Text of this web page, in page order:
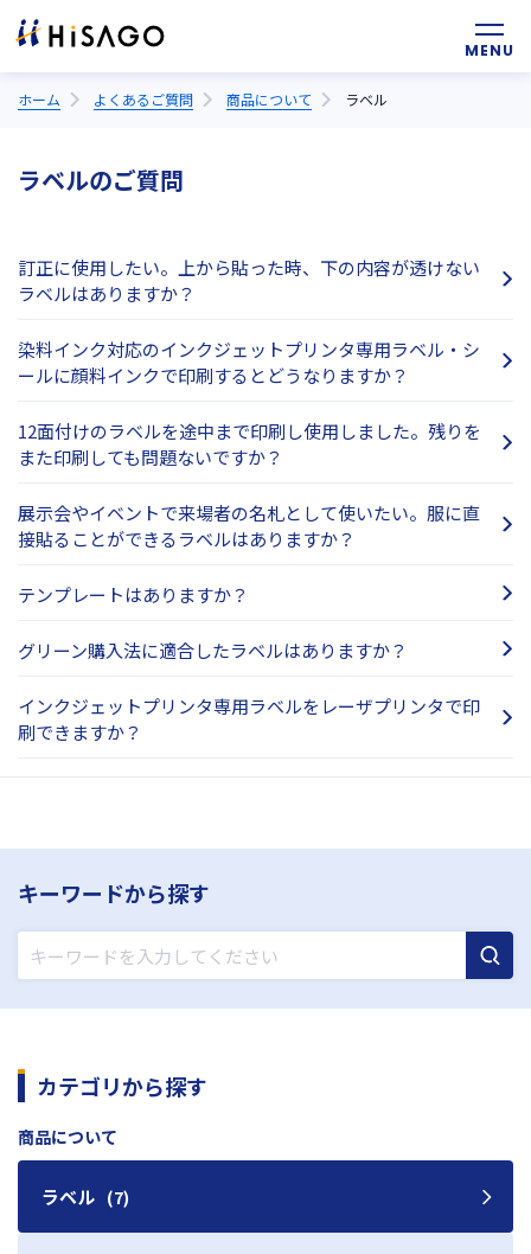
ホーム よくあるご質問 商品について ラベル
ラベルのご質問
訂正に使用したい。上から貼った時、下の内容が透けない
ラベルはありますか？
染料インク対応のインクジェットプリンタ専用ラベル・シ
ールに顔料インクで印刷するとどうなりますか？
12面付けのラベルを途中まで印刷し使用しました。残りを
また印刷しても問題ないですか？
展示会やイベントで来場者の名札として使いたい。服に直
接貼ることができるラベルはありますか？
テンプレートはありますか？
グリーン購入法に適合したラベルはありますか？
インクジェットプリンタ専用ラベルをレーザプリンタで印
刷できますか？
キーワードから探す
カテゴリから探す
商品について
ラベル (7)